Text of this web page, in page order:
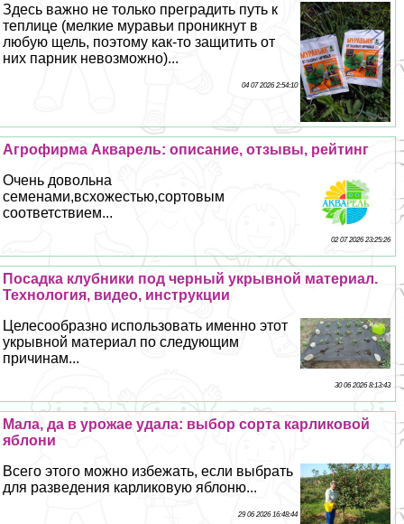
Здесь важно не только преградить путь к
теплице (мелкие муравьи проникнут в
любую щель, поэтому как-то защитить от
них парник невозможно)...
04 07 2026 2:54:10
Агрофирма Акварель: описание, отзывы, рейтинг
Очень довольна
семенами,всхожестью,сортовым
соответствием...
02 07 2026 23:25:26
Посадка клубники под черный укрывной материал.
Технология, видео, инструкции
Целесообразно использовать именно этот
укрывной материал по следующим
причинам...
30 06 2026 8:13:43
Мала, да в урожае удала: выбор сорта карликовой
яблони
Всего этого можно избежать, если выбрать
для разведения карликовую яблоню...
29 06 2026 16:48:44